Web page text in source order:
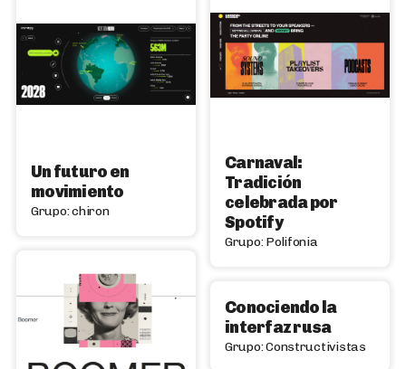
Carnaval:
Tradición
celebrada por
Spotify
Grupo: Polifonia
Un futuro en
movimiento
Grupo: chiron
Conociendo la
interfaz rusa
Grupo: Constructivistas